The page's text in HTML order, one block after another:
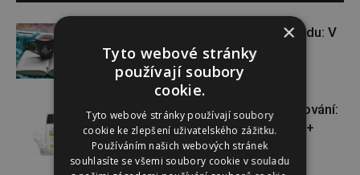
VÝHERCI: kniha pro dobrou náladu: V
padesáti na začátku
VÝHERCI: novinka ve světě opalování:
Heliocare Water Gel SPF 50+
×
Tyto webové stránky
používají soubory
cookie.
Tyto webové stránky používají soubory
cookie ke zlepšení uživatelského zážitku.
Používáním našich webových stránek
souhlasíte se všemi soubory cookie v souladu